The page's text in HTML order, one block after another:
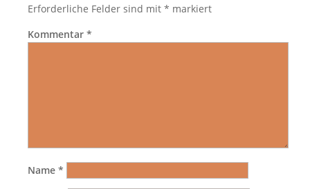
Erforderliche Felder sind mit* markiert
Kommentar*
Name*